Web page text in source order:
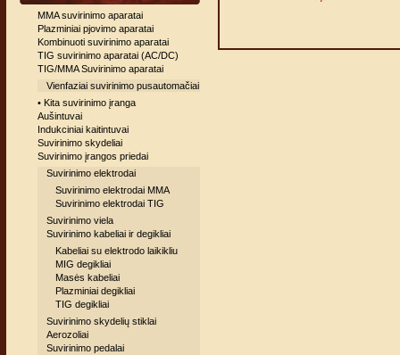
MMA suvirinimo aparatai
Plazminiai pjovimo aparatai
Kombinuoti suvirinimo aparatai
TIG suvirinimo aparatai (AC/DC)
TIG/MMA Suvirinimo aparatai
Vienfaziai suvirinimo pusautomačiai
• Kita suvirinimo įranga
Aušintuvai
Indukciniai kaitintuvai
Suvirinimo skydeliai
Suvirinimo įrangos priedai
Suvirinimo elektrodai
Suvirinimo elektrodai MMA
Suvirinimo elektrodai TIG
Suvirinimo viela
Suvirinimo kabeliai ir degikliai
Kabeliai su elektrodo laikikliu
MIG degikliai
Masės kabeliai
Plazminiai degikliai
TIG degikliai
Suvirinimo skydelių stiklai
Aerozoliai
Suvirinimo pedalai